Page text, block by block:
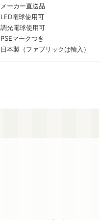
メーカー直送品
LED電球使用可
調光電球使用可
PSEマークつき
日本製（ファブリックは輸入）